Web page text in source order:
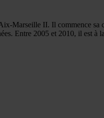
Marseille II. Il commence
Entre 2005 et 2010, il est à